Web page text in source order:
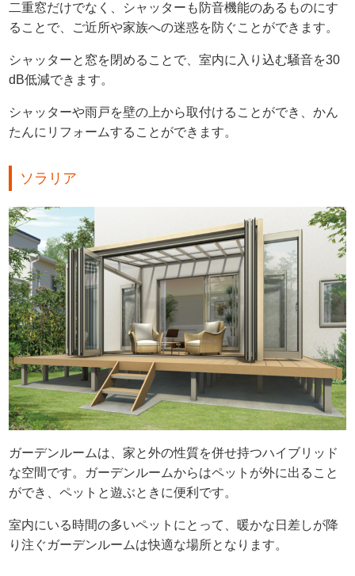
二重窓だけでなく、シャッターも防音機能のあるものにす
ることで、ご近所や家族への迷惑を防ぐことができます。
シャッターと窓を閉めることで、室内に入り込む騒音を30
dB低減できます。
シャッターや雨戸を壁の上から取付けることができ、かん
たんにリフォームすることができます。
ソラリア
ガーデンルームは、家と外の性質を併せ持つハイブリッド
な空間です。ガーデンルームからはペットが外に出ること
ができ、ペットと遊ぶときに便利です。
室内にいる時間の多いペットにとって、暖かな日差しが降
り注ぐガーデンルームは快適な場所となります。